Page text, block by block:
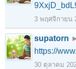
3 พฤศจิกายน
supatorn
https://
30 ตุลาคม